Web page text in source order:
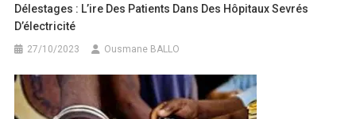
Délestages : L’ire Des Patients Dans Des Hôpitaux Sevrés
D’électricité
27/10/2023 Ousmane BALLO